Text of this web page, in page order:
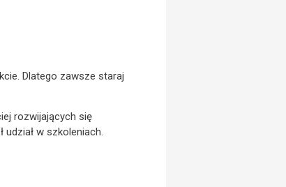
Dlatego zawsze staraj
rozwijających się
udział w szkoleniach.